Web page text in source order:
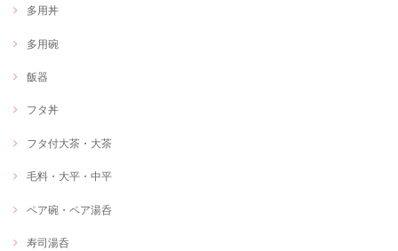
多用丼
多用碗
飯器
フタ丼
フタ付大茶・大茶
毛料・大平・中平
ペア碗・ペア湯呑
寿司湯呑